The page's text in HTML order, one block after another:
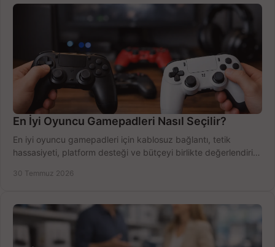
En İyi Oyuncu Gamepadleri Nasıl Seçilir?
En iyi oyuncu gamepadleri için kablosuz bağlantı, tetik
hassasiyeti, platform desteği ve bütçeyi birlikte değerlendirin;
30 Temmuz 2026